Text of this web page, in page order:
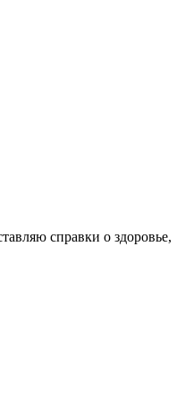
справки о здоровье,